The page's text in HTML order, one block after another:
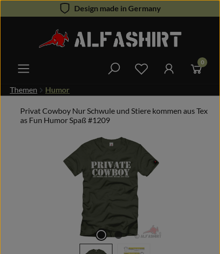
Zum Hauptinhalt springenDesign made in Germany
Du hast 0 0
Themen Humor
Privat Cowboy Nur Schwule und Stiere kommen aus Tex
as Fun Humor Spaß #1209
Bildergalerie überspringen